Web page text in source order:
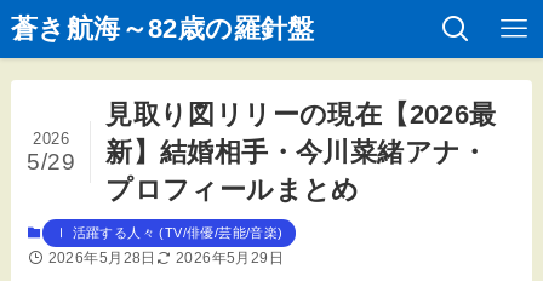
蒼き航海～82歳の羅針盤
見取り図リリーの現在【2026最
新】結婚相手・今川菜緒アナ・
プロフィールまとめ
2026
5/29
Ⅰ 活躍する人々 (TV/俳優/芸能/音楽)
2026年5月28日 2026年5月29日